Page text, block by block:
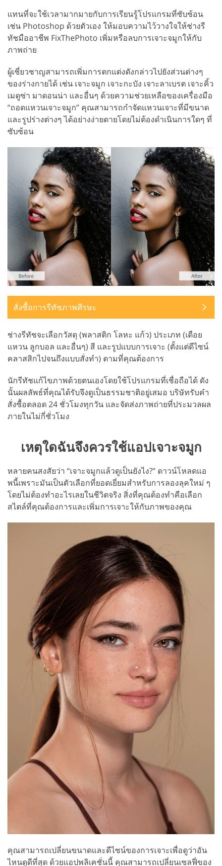
แทนที่จะใช้เวลามากมายกับการเรียนรู้โปรแกรมที่ซับซ้อน
เช่น Photoshop ด้วยตัวเอง ให้มอบความไว้วางใจให้ช่างรี
ทัชมืออาชีพ FixThePhoto เพิ่มหรือลบการเจาะจมูกให้กับ
ภาพถ่าย
ผู้เชี่ยวชาญสามารถเพิ่มการตกแต่งดังกล่าวไปยังส่วนต่างๆ
ของร่างกายได้ เช่น เจาะจมูก เจาะกะบัง เจาะลาเบรต เจาะคิ้ว
เมดูซ่า มาดอนน่า และอื่นๆ ด้วยความช่วยเหลือของเครื่องมือ
“ถอดแหวนเจาะจมูก” คุณสามารถกำจัดแหวนเจาะที่มีขนาด
และรูปร่างต่างๆ ได้อย่างง่ายดายโดยไม่ต้องดำเนินการใดๆ ที่
ซับซ้อน
สั่งซื้อการรีทัชภาพศีรษะ
ช่างรีทัชจะเลือกวัสดุ (พลาสติก โลหะ แก้ว) ประเภท (เดือย
แหวน ลูกบอล และอื่นๆ) สี และรูปแบบการเจาะ (ตั้งแต่ดีไซน์
คลาสสิกไปจนถึงแบบสั่งทำ) ตามที่คุณต้องการ
นักรีทัชแก้ไขภาพด้วยตนเองโดยใช้โปรแกรมที่เชื่อถือได้ ดัง
นั้นผลลัพธ์ที่คุณได้รับจึงดูเป็นธรรมชาติอยู่เสมอ บริษัทรับคำ
สั่งซื้อตลอด 24 ชั่วโมงทุกวัน และจัดส่งภาพถ่ายที่ประมวลผล
ภายในไม่กี่ชั่วโมง
เหตุใดฉันจึงควรใช้แอปเจาะจมูก
หลายคนสงสัยว่า “เจาะจมูกแล้วดูเป็นยังไง?” ดาวน์โหลดแอ
พนี้เพราะมันเป็นตัวเลือกที่ยอดเยี่ยมสำหรับการลองลุคใหม่ ๆ
โดยไม่ต้องทำอะไรเลยในชีวิตจริง สิ่งที่คุณต้องทำคือเลือก
สไตล์ที่คุณต้องการและเพิ่มการเจาะให้กับภาพของคุณ
คุณสามารถเปลี่ยนขนาดและดีไซน์ของการเจาะเพื่อดูว่าอัน
ไหนดูดีที่สุด ด้วยแอปพลิเคชั่นนี้ คุณสามารถเปลี่ยนเซลฟี่ของ